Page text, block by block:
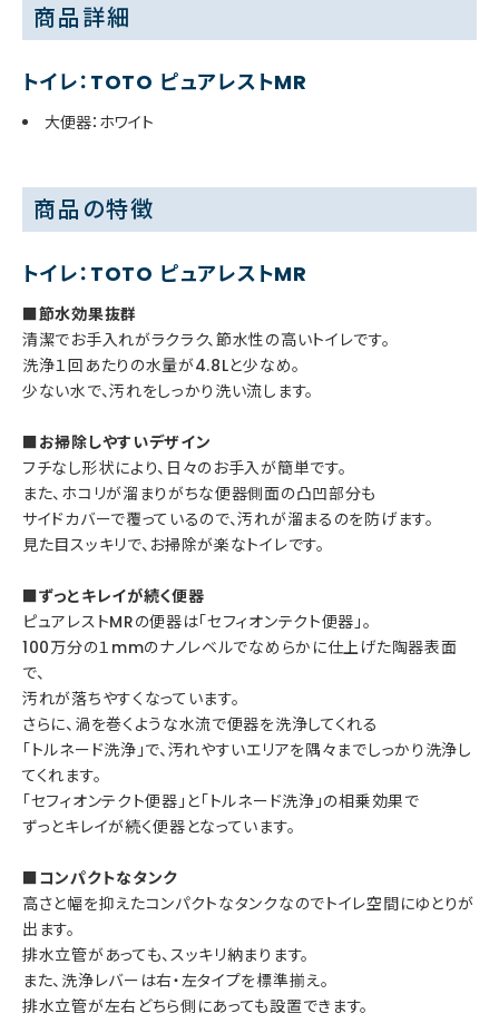
商品詳細
トイレ：TOTO ピュアレストMR
大便器：ホワイト
商品の特徴
トイレ：TOTO ピュアレストMR
■節水効果抜群
清潔でお手入れがラクラク、節水性の高いトイレです。
洗浄１回あたりの水量が4.8Lと少なめ。
少ない水で、汚れをしっかり洗い流します。
■お掃除しやすいデザイン
フチなし形状により、日々のお手入が簡単です。
また、ホコリが溜まりがちな便器側面の凸凹部分も
サイドカバーで覆っているので、汚れが溜まるのを防げます。
見た目スッキリで、お掃除が楽なトイレです。
■ずっとキレイが続く便器
ピュアレストMRの便器は「セフィオンテクト便器」。
100万分の１mmのナノレベルでなめらかに仕上げた陶器表面
で、
汚れが落ちやすくなっています。
さらに、渦を巻くような水流で便器を洗浄してくれる
「トルネード洗浄」で、汚れやすいエリアを隅々までしっかり洗浄し
てくれます。
「セフィオンテクト便器」と「トルネード洗浄」の相乗効果で
ずっとキレイが続く便器となっています。
■コンパクトなタンク
高さと幅を抑えたコンパクトなタンクなのでトイレ空間にゆとりが
出ます。
排水立管があっても、スッキリ納まります。
また、洗浄レバーは右・左タイプを標準揃え。
排水立管が左右どちら側にあっても設置できます。